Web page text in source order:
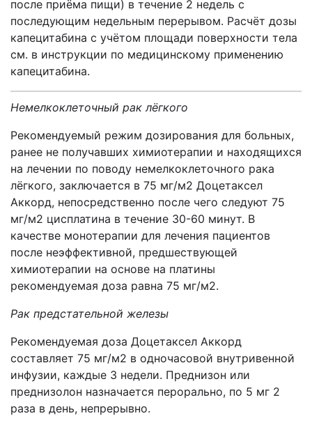
после приёма пищи) в течение 2 недель с
последующим недельным перерывом. Расчёт дозы
капецитабина с учётом площади поверхности тела
см. в инструкции по медицинскому применению
капецитабина.
Немелкоклеточный рак лёгкого
Рекомендуемый режим дозирования для больных,
ранее не получавших химиотерапии и находящихся
на лечении по поводу немелкоклеточного рака
лёгкого, заключается в 75 мг/м2 Доцетаксел
Аккорд, непосредственно после чего следуют 75
мг/м2 цисплатина в течение 30-60 минут. В
качестве монотерапии для лечения пациентов
после неэффективной, предшествующей
химиотерапии на основе на платины
рекомендуемая доза равна 75 мг/м2.
Рак предстательной железы
Рекомендуемая доза Доцетаксел Аккорд
составляет 75 мг/м2 в одночасовой внутривенной
инфузии, каждые 3 недели. Преднизон или
преднизолон назначается перорально, по 5 мг 2
раза в день, непрерывно.